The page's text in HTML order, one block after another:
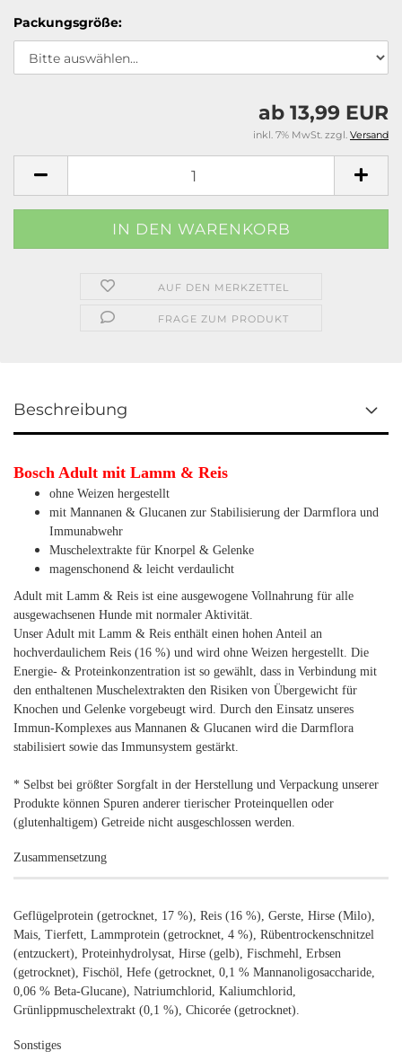
Packungsgröße:
ab 13,99 EUR
inkl. 7% MwSt. zzgl. Versand
AUF DEN MERKZETTEL
FRAGE ZUM PRODUKT
Beschreibung
Bosch Adult mit Lamm & Reis
ohne Weizen hergestellt
mit Mannanen & Glucanen zur Stabilisierung der Darmflora und
Immunabwehr
Muschelextrakte für Knorpel & Gelenke
magenschonend & leicht verdaulicht
Adult mit Lamm & Reis ist eine ausgewogene Vollnahrung für alle
ausgewachsenen Hunde mit normaler Aktivität.
Unser Adult mit Lamm & Reis enthält einen hohen Anteil an
hochverdaulichem Reis (16 %) und wird ohne Weizen hergestellt. Die
Energie- & Proteinkonzentration ist so gewählt, dass in Verbindung mit
den enthaltenen Muschelextrakten den Risiken von Übergewicht für
Knochen und Gelenke vorgebeugt wird. Durch den Einsatz unseres
Immun-Komplexes aus Mannanen & Glucanen wird die Darmflora
stabilisiert sowie das Immunsystem gestärkt.
* Selbst bei größter Sorgfalt in der Herstellung und Verpackung unserer
Produkte können Spuren anderer tierischer Proteinquellen oder
(glutenhaltigem) Getreide nicht ausgeschlossen werden.
Zusammensetzung
Geflügelprotein (getrocknet, 17 %), Reis (16 %), Gerste, Hirse (Milo),
Mais, Tierfett, Lammprotein (getrocknet, 4 %), Rübentrockenschnitzel
(entzuckert), Proteinhydrolysat, Hirse (gelb), Fischmehl, Erbsen
(getrocknet), Fischöl, Hefe (getrocknet, 0,1 % Mannanoligosaccharide,
0,06 % Beta-Glucane), Natriumchlorid, Kaliumchlorid,
Grünlippmuschelextrakt (0,1 %), Chicorée (getrocknet).
Sonstiges